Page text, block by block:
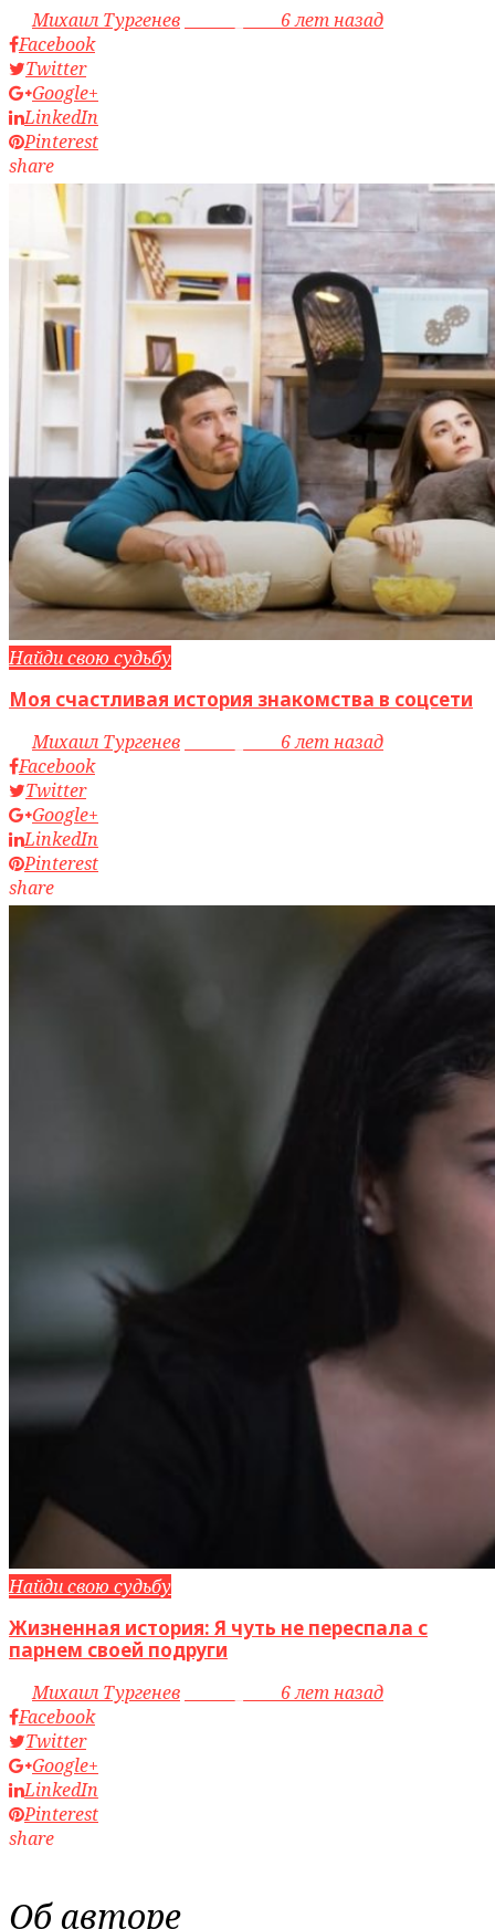
byМихаил Тургенев
6 лет назад
Facebook
Twitter
Google+
LinkedIn
Pinterest
share
Найди свою судьбу
Моя счастливая история знакомства в соцсети
byМихаил Тургенев
6 лет назад
Facebook
Twitter
Google+
LinkedIn
Pinterest
share
Найди свою судьбу
Жизненная история: Я чуть не переспала с
парнем своей подруги
byМихаил Тургенев
6 лет назад
Facebook
Twitter
Google+
LinkedIn
Pinterest
share
Об авторе